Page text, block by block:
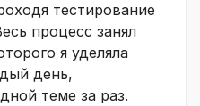
тестирование
процесс занял
я уделяла
день,
теме за раз.